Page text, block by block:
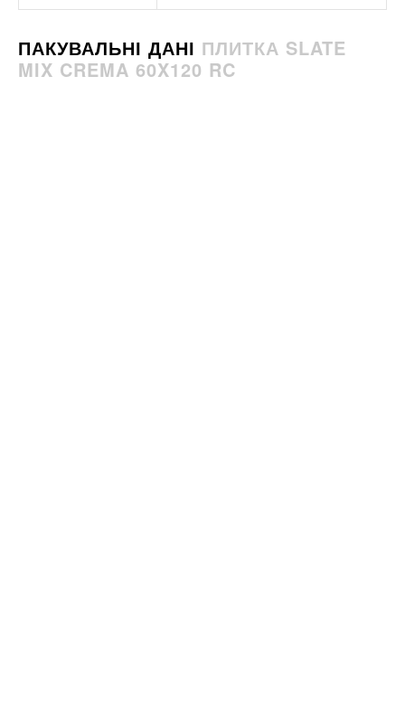
ПАКУВАЛЬНІ ДАНІ ПЛИТКА SLATE
MIX CREMA 60X120 RC